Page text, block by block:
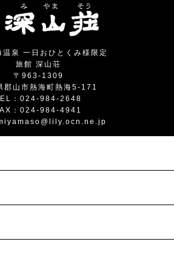
温泉 一日おひとくみ様限定
旅館 深山荘
〒963-1309
郡山市熱海町熱海5-171
：024-984-2648
：024-984-4941